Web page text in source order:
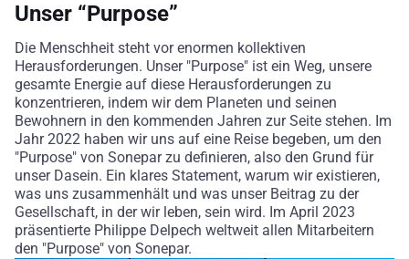
Unser “Purpose”
Die Menschheit steht vor enormen kollektiven
Herausforderungen. Unser "Purpose" ist ein Weg, unsere
gesamte Energie auf diese Herausforderungen zu
konzentrieren, indem wir dem Planeten und seinen
Bewohnern in den kommenden Jahren zur Seite stehen. Im
Jahr 2022 haben wir uns auf eine Reise begeben, um den
"Purpose" von Sonepar zu definieren, also den Grund für
unser Dasein. Ein klares Statement, warum wir existieren,
was uns zusammenhält und was unser Beitrag zu der
Gesellschaft, in der wir leben, sein wird. Im April 2023
präsentierte Philippe Delpech weltweit allen Mitarbeitern
den "Purpose" von Sonepar.